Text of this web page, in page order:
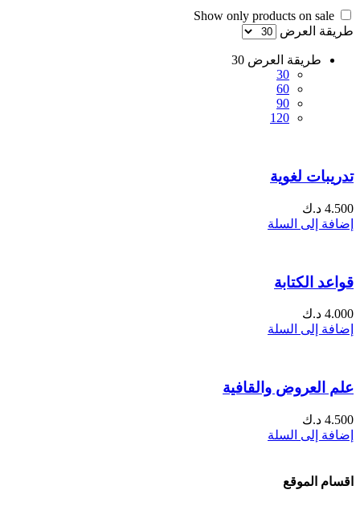
طريقة العرض
طريقة العرض 30
30
60
90
120
تدريبات لغوية
4.500 د.ك
إضافة إلى السلة
قواعد الكتابة
4.000 د.ك
إضافة إلى السلة
علم العروض والقافية
4.500 د.ك
إضافة إلى السلة
اقسام الموقع